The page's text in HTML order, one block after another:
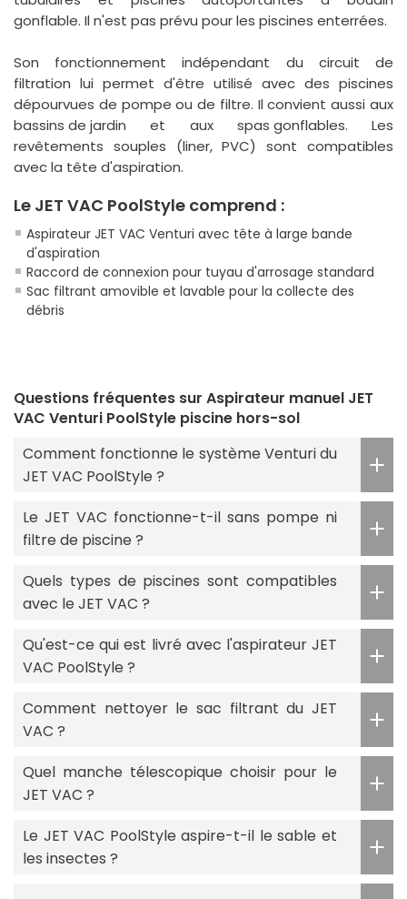
gonflable. Il n'est pas prévu pour les piscines enterrées.
Son fonctionnement indépendant du circuit de
filtration lui permet d'être utilisé avec des piscines
dépourvues de pompe ou de filtre. Il convient aussi aux
bassins de jardin et aux spas gonflables. Les
revêtements souples (liner, PVC) sont compatibles
avec la tête d'aspiration.
Le JET VAC PoolStyle comprend :
Aspirateur JET VAC Venturi avec tête à large bande
d'aspiration
Raccord de connexion pour tuyau d'arrosage standard
Sac filtrant amovible et lavable pour la collecte des
débris
Questions fréquentes sur Aspirateur manuel JET
VAC Venturi PoolStyle piscine hors-sol
Comment fonctionne le système Venturi du
JET VAC PoolStyle ?
Le JET VAC fonctionne-t-il sans pompe ni
filtre de piscine ?
Quels types de piscines sont compatibles
avec le JET VAC ?
Qu'est-ce qui est livré avec l'aspirateur JET
VAC PoolStyle ?
Comment nettoyer le sac filtrant du JET
VAC ?
Quel manche télescopique choisir pour le
JET VAC ?
Le JET VAC PoolStyle aspire-t-il le sable et
les insectes ?